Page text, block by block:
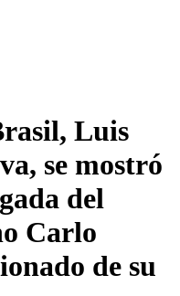
Luis
se mostró
del
Carlo
de su